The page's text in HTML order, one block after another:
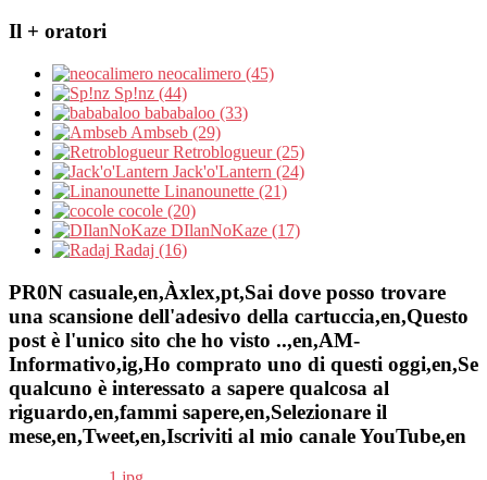
Il + oratori
neocalimero (45)
Sp!nz (44)
bababaloo (33)
Ambseb (29)
Retroblogueur (25)
Jack'o'Lantern (24)
Linanounette (21)
cocole (20)
DIlanNoKaze (17)
Radaj (16)
PR0N casuale,en,Àxlex,pt,Sai dove posso trovare
una scansione dell'adesivo della cartuccia,en,Questo
post è l'unico sito che ho visto ..,en,AM-
Informativo,ig,Ho comprato uno di questi oggi,en,Se
qualcuno è interessato a sapere qualcosa al
riguardo,en,fammi sapere,en,Selezionare il
mese,en,Tweet,en,Iscriviti al mio canale YouTube,en